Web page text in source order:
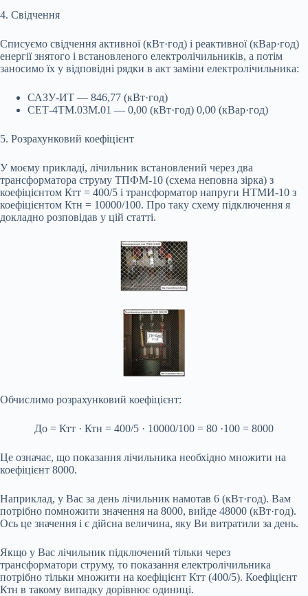
4. Свідчення
Списуємо свідчення активної (кВт·год) і реактивної (кВар·год)
енергії знятого і встановленого електролічильників, а потім
заносимо їх у відповідні рядки в акт заміни електролічильника:
САЗУ-ИТ — 846,77 (кВт·год)
СЕТ-4ТМ.03М.01 — 0,00 (кВт·год) 0,00 (кВар·год)
5. Розрахунковий коефіцієнт
У моєму прикладі, лічильник встановлений через два
трансформатора струму ТПФМ-10 (схема неповна зірка) з
коефіцієнтом Ктт = 400/5 і трансформатор напруги НТМИ-10 з
коефіцієнтом Ктн = 10000/100. Про таку схему підключення я
докладно розповідав у цій статті.
Обчислимо розрахунковий коефіцієнт:
До = Ктт · Ктн = 400/5 · 10000/100 = 80 ·100 = 8000
Це означає, що показання лічильника необхідно множити на
коефіцієнт 8000.
Наприклад, у Вас за день лічильник намотав 6 (кВт·год). Вам
потрібно помножити значення на 8000, вийде 48000 (кВт·год).
Ось це значення і є дійсна величина, яку Ви витратили за день.
Якщо у Вас лічильник підключений тільки через
трансформатори струму, то показання електролічильника
потрібно тільки множити на коефіцієнт Ктт (400/5). Коефіцієнт
Ктн в такому випадку дорівнює одиниці.